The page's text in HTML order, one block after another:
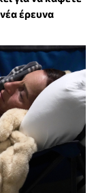
έρευνα